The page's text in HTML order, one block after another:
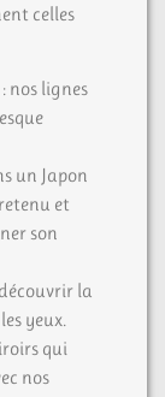
celles
nos lignes
un Japon
et
son
la
yeux.
qui
nos